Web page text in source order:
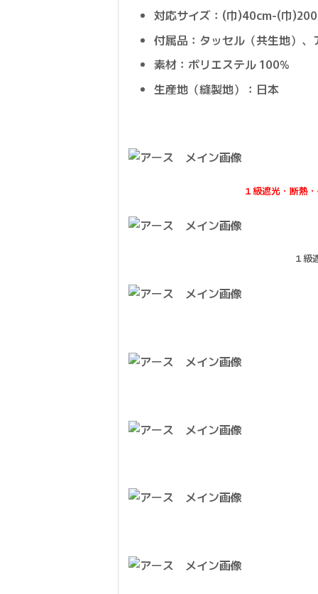
対応サイズ：(巾)40cm-(巾
付属品：タッセル（共生地）
素材：ポリエステル 100%
生産地（縫製地）：日本
１級遮光・断熱
１級